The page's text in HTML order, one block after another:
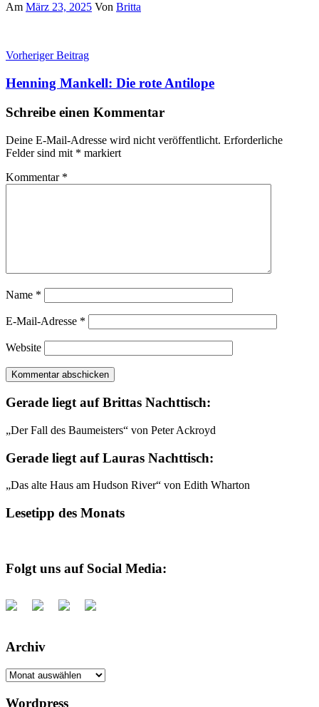
Am März 23, 2025 Von Britta
Beitragsnavigation
Vorheriger Beitrag
Henning Mankell: Die rote Antilope
Schreibe einen Kommentar
Deine E-Mail-Adresse wird nicht veröffentlicht. Erforderliche
Felder sind mit * markiert
Kommentar *
Name *
E-Mail-Adresse *
Website
Gerade liegt auf Brittas Nachttisch:
„Der Fall des Baumeisters“ von Peter Ackroyd
Gerade liegt auf Lauras Nachttisch:
„Das alte Haus am Hudson River“ von Edith Wharton
Lesetipp des Monats
Folgt uns auf Social Media:
Archiv
Archiv
Wordpress